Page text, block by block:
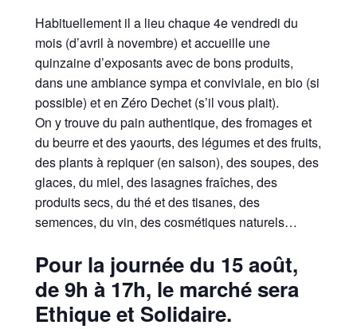
Habituellement il a lieu chaque 4e vendredi du
mois (d’avril à novembre) et accueille une
quinzaine d’exposants avec de bons produits,
dans une ambiance sympa et conviviale, en bio (si
possible) et en Zéro Dechet (s’il vous plait).
On y trouve du pain authentique, des fromages et
du beurre et des yaourts, des légumes et des fruits,
des plants à repiquer (en saison), des soupes, des
glaces, du miel, des lasagnes fraîches, des
produits secs, du thé et des tisanes, des
semences, du vin, des cosmétiques naturels…
Pour la journée du 15 août,
de 9h à 17h, le marché sera
Ethique et Solidaire.